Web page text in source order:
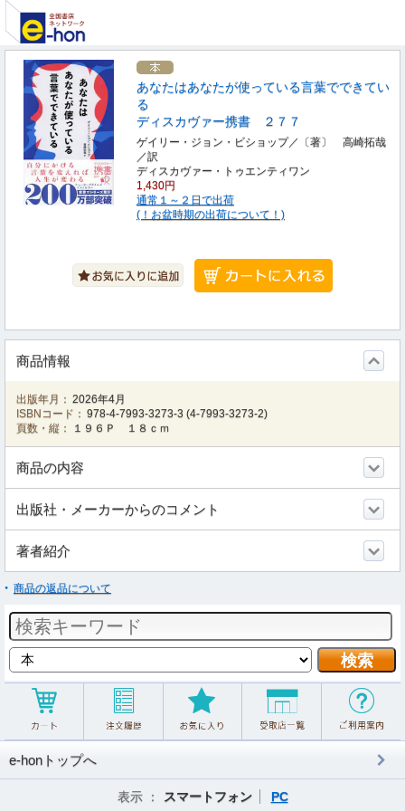
あなたはあなたが使っている言葉でできてい
る
ディスカヴァー携書 ２７７
ゲイリー・ジョン・ビショップ／〔著〕 高崎拓哉
／訳
ディスカヴァー・トゥエンティワン
1,430円
通常１～２日で出荷
(！お盆時期の出荷について！)
商品情報
出版年月： 2026年4月
ISBNコード： 978-4-7993-3273-3 (4-7993-3273-2)
頁数・縦：
１９６Ｐ １８ｃｍ
商品の内容
出版社・メーカーからのコメント
著者紹介
商品の返品について
e-honトップへ
表示 ： スマートフォン PC